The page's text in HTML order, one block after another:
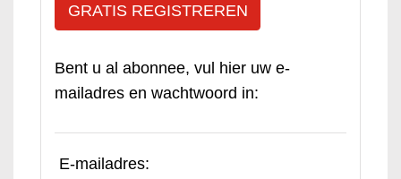
GRATIS REGISTREREN
Bent u al abonnee, vul hier uw e-
mailadres en wachtwoord in:
E-mailadres: